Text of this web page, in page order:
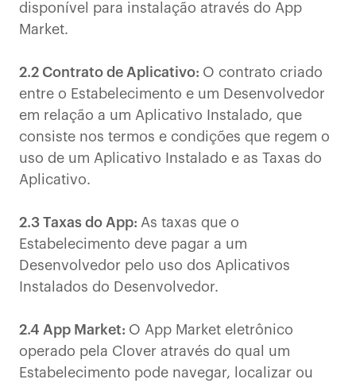
disponível para instalação através do App
Market.
2.2 Contrato de Aplicativo: O contrato criado
entre o Estabelecimento e um Desenvolvedor
em relação a um Aplicativo Instalado, que
consiste nos termos e condições que regem o
uso de um Aplicativo Instalado e as Taxas do
Aplicativo.
2.3 Taxas do App: As taxas que o
Estabelecimento deve pagar a um
Desenvolvedor pelo uso dos Aplicativos
Instalados do Desenvolvedor.
2.4 App Market: O App Market eletrônico
operado pela Clover através do qual um
Estabelecimento pode navegar, localizar ou